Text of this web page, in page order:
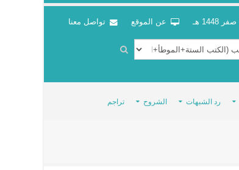
عن الموقع تواصل معنا
رد الشبهات الشروح تراجم